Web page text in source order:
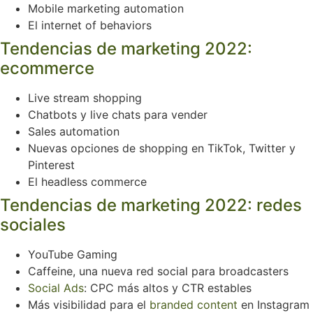
Mobile marketing automation
El internet of behaviors
Tendencias de marketing 2022:
ecommerce
Live stream shopping
Chatbots y live chats para vender
Sales automation
Nuevas opciones de shopping en TikTok, Twitter y
Pinterest
El headless commerce
Tendencias de marketing 2022: redes
sociales
YouTube Gaming
Caffeine, una nueva red social para broadcasters
Social Ads: CPC más altos y CTR estables
Más visibilidad para el branded content en Instagram